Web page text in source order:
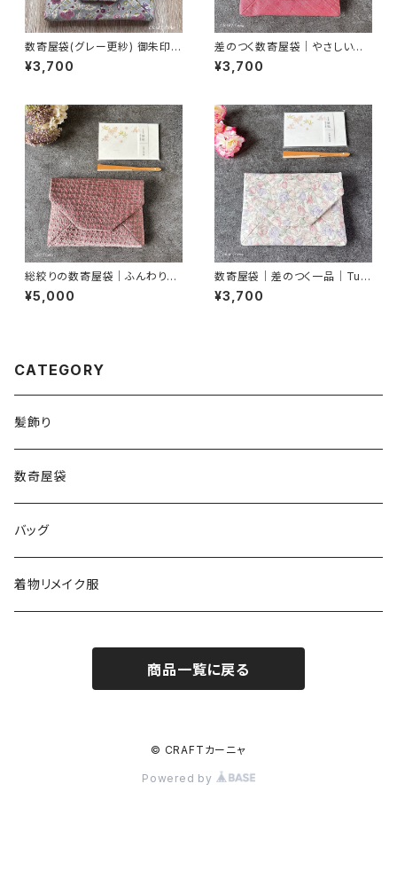
数寄屋袋(グレー更紗) 御朱印帳
¥3,700
差のつく数寄屋袋｜やさしいピ
ンク紬｜御朱印帳入れ・茶道
¥3,700
総絞りの数寄屋袋｜ふんわりピ
ンクグレー｜御朱印帳入れ・茶
道
¥5,000
数寄屋袋｜差のつく一品｜Tuli
ps2｜御朱印帳入れ
¥3,700
CATEGORY
髪飾り
数奇屋袋
バッグ
着物リメイク服
商品一覧に戻る
© CRAFTカーニャ
Powered by